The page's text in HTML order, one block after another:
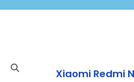
Xiaomi Redmi